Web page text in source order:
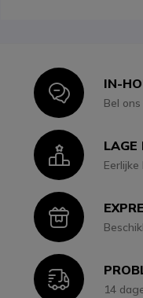
IconIN-
Bel
IconLAGE
Icon
Icon14